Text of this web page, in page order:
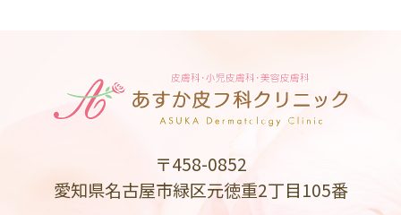
〒458-0852
愛知県名古屋市緑区元徳重2丁目105番